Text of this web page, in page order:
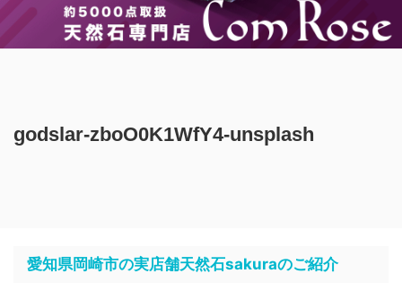
godslar-zboO0K1WfY4-unsplash
愛知県岡崎市の実店舗天然石sakuraのご紹介